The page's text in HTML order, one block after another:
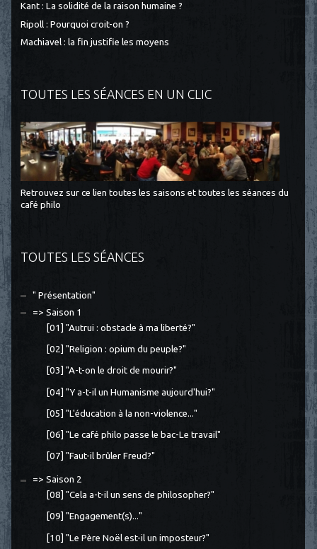
Kant : La solidité de la raison humaine ?
Ripoll : Pourquoi croit-on ?
Machiavel : la fin justifie les moyens
TOUTES LES SÉANCES EN UN CLIC
Retrouvez sur ce lien toutes les saisons et toutes les séances du
café philo
TOUTES LES SÉANCES
" Présentation"
=> Saison 1
[01] "Autrui : obstacle à ma liberté?"
[02] "Religion : opium du peuple?"
[03] "A-t-on le droit de mourir?"
[04] "Y a-t-il un Humanisme aujourd'hui?"
[05] "L'éducation à la non-violence..."
[06] "Le café philo passe le bac-Le travail"
[07] "Faut-il brûler Freud?"
=> Saison 2
[08] "Cela a-t-il un sens de philosopher?"
[09] "Engagement(s)..."
[10] "Le Père Noël est-il un imposteur?"